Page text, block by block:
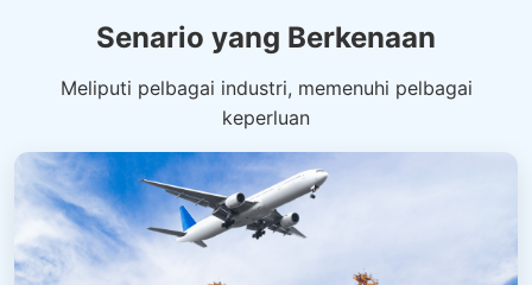
Senario yang Berkenaan
Meliputi pelbagai industri, memenuhi pelbagai
keperluan